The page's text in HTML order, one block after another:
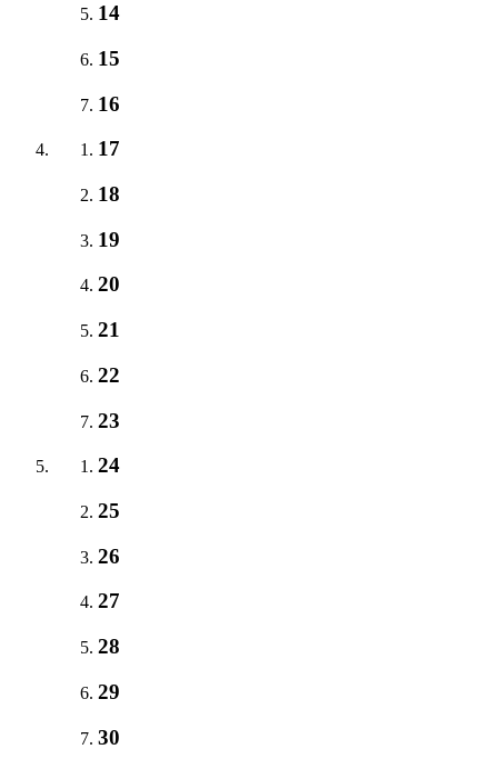
14
15
16
17
18
19
20
21
22
23
24
25
26
27
28
29
30